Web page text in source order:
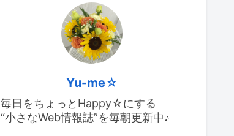
Yu-me☆
毎日をちょっとHappy☆にする
“小さなWeb情報誌”を毎朝更新中♪